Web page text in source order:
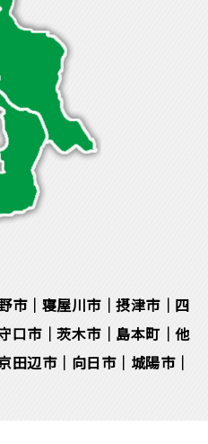
市｜寝屋川市｜摂津市｜四
口市｜茨木市｜島本町｜他
田辺市｜向日市｜城陽市｜